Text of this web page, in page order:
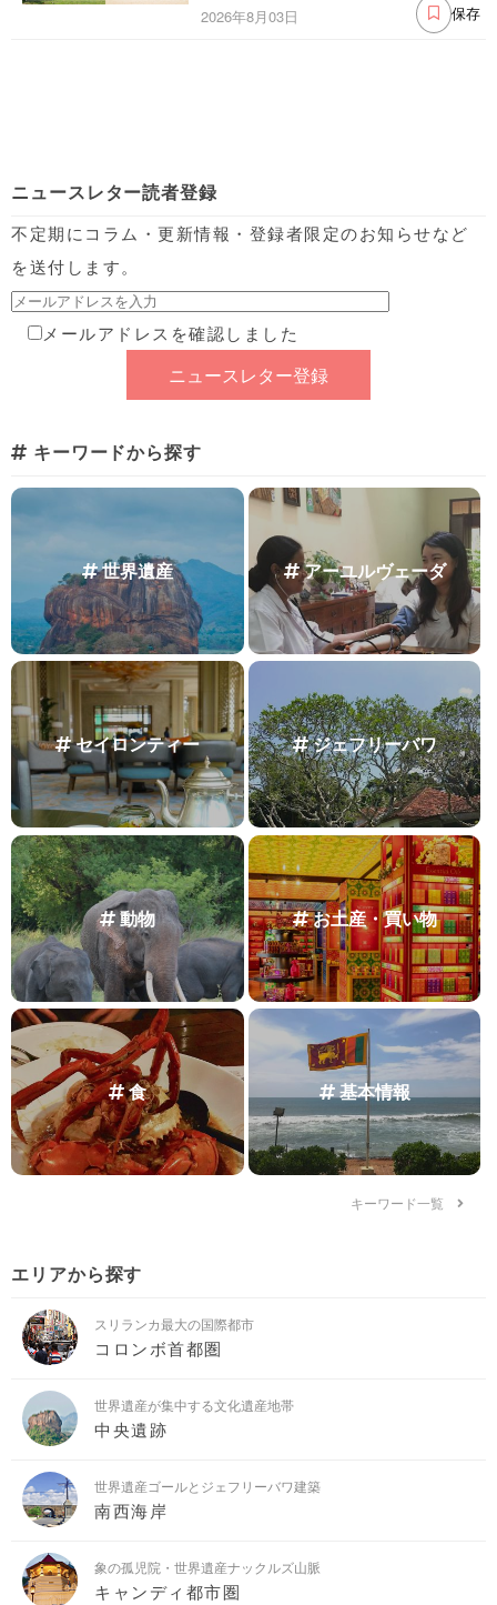
2026年8月03日 保存
ニュースレター読者登録
不定期にコラム・更新情報・登録者限定のお知らせなど
を送付します。
メールアドレスを確認しました
キーワードから探す
世界遺産 アーユルヴェーダ
セイロンティー ジェフリーバワ
動物 お土産・買い物
食 基本情報
キーワード一覧
エリアから探す
スリランカ最大の国際都市
コロンボ首都圏
世界遺産が集中する文化遺産地帯
中央遺跡
世界遺産ゴールとジェフリーバワ建築
南西海岸
象の孤児院・世界遺産ナックルズ山脈
キャンディ都市圏